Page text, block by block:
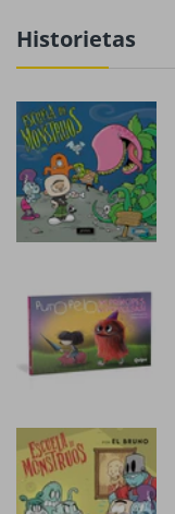
Historietas